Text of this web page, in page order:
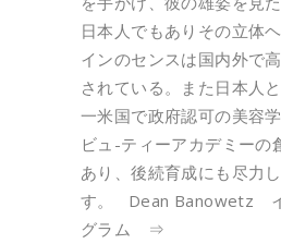
日本人でもありその立体
インのセンスは国内外で
されている。また日本人
一米国で政府認可の美容
ビュ-ティーアカデミーの
あり、後続育成にも尽力
す。 Dean Banowetz
グラム ⇒